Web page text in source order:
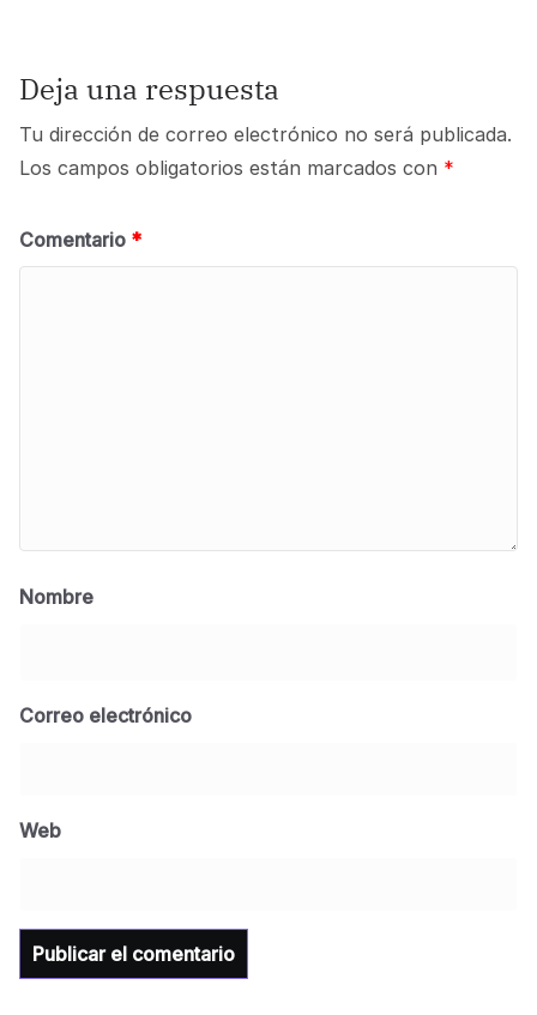
Deja una respuesta
Tu dirección de correo electrónico no será publicada.
Los campos obligatorios están marcados con *
Comentario *
Nombre
Correo electrónico
Web
para la Universidad y para el municipio